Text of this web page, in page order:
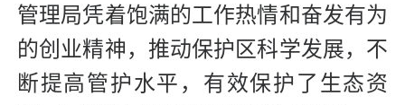
管理局凭着饱满的工作热情和奋发有为
的创业精神，推动保护区科学发展，不
断提高管护水平，有效保护了生态资